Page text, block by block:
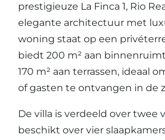
prestigieuze La Finca 1, Rio
elegante architectuur met
woning staat op een
biedt 200 m² aan
170 m² aan terrassen, ideaal
of gasten te ontvangen in de
De villa is verdeeld over twee
beschikt over vier